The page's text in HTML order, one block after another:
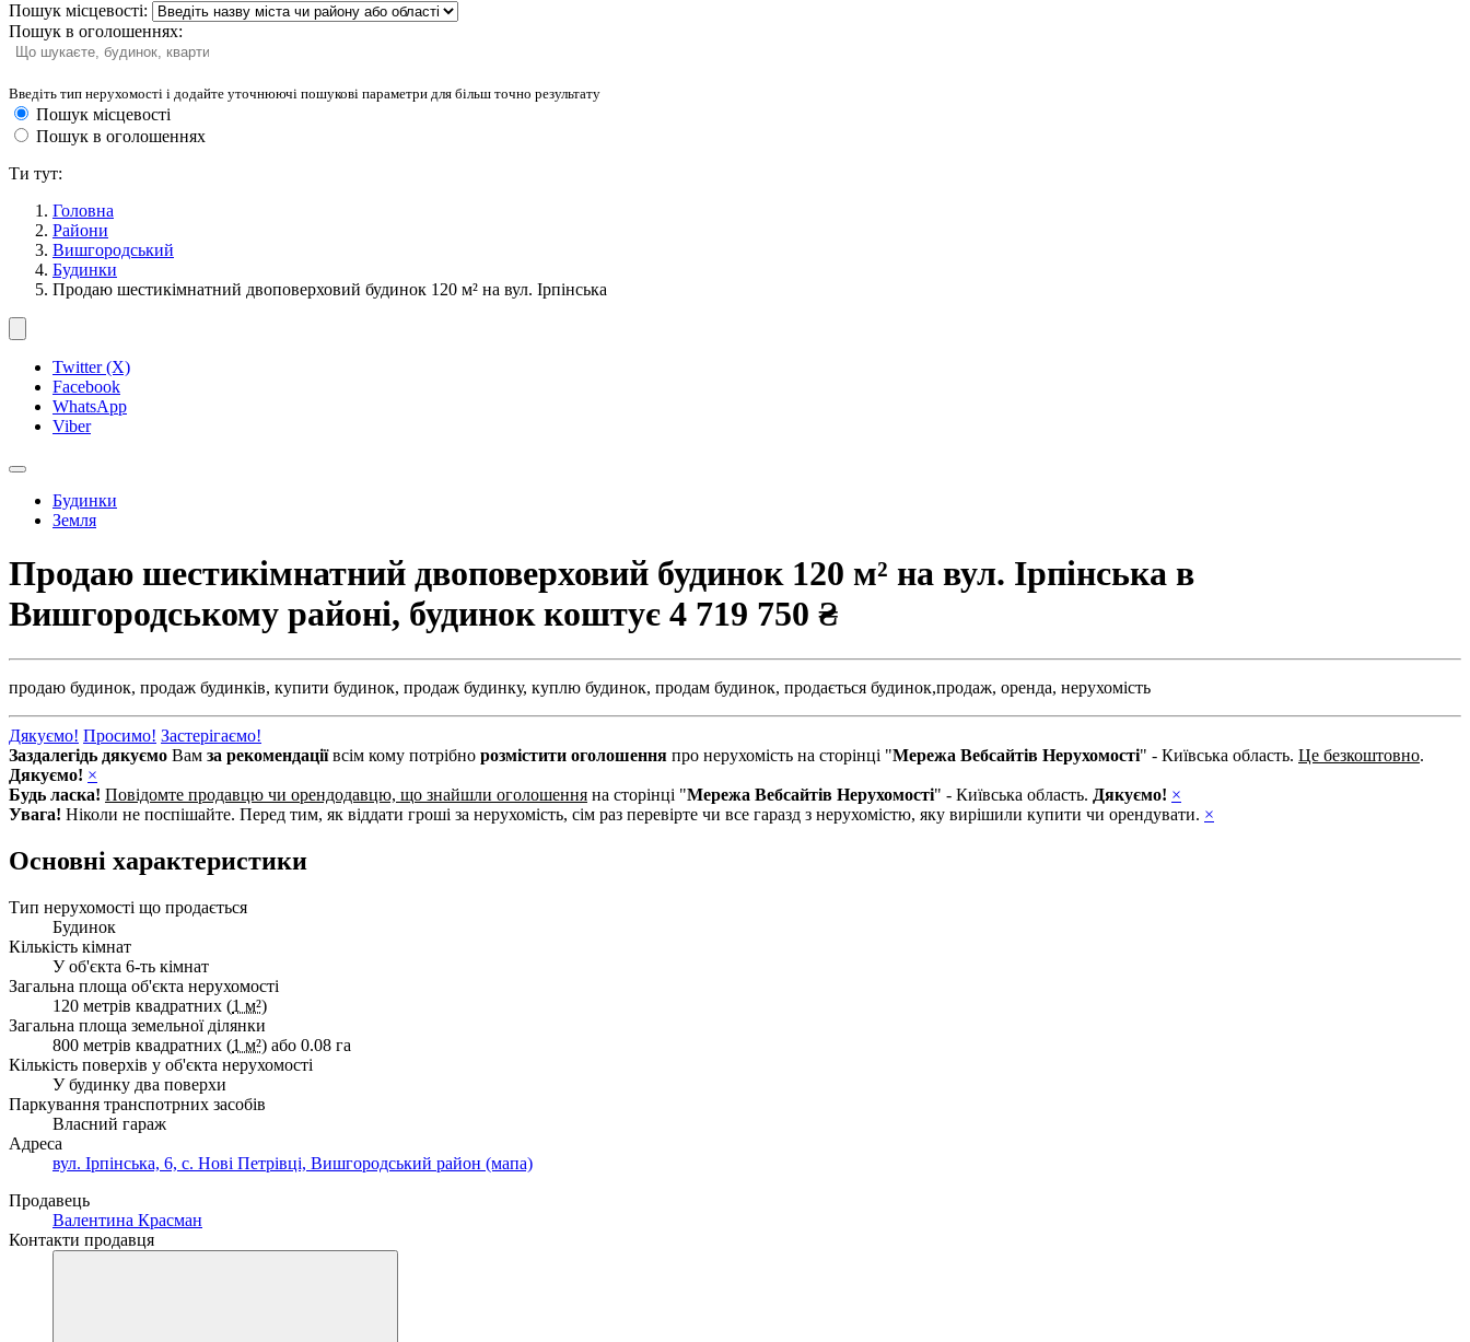
Пошук місцевості:
Пошук в оголошеннях:
Введіть тип нерухомості і додайте уточнюючі пошукові параметри для більш точно результату
Пошук місцевості
Пошук в оголошеннях
Ти тут:
Головна
Райони
Вишгородський
Будинки
Продаю шестикімнатний двоповерховий будинок 120 м² на вул. Ірпінська
Twitter (X)
Facebook
WhatsApp
Viber
Будинки
Земля
Продаю шестикімнатний двоповерховий будинок 120 м² на вул. Ірпінська в
Вишгородському районі, будинок коштує 4 719 750 ₴
продаю будинок, продаж будинків, купити будинок, продаж будинку, куплю будинок, продам будинок, продається будинок,продаж, оренда, нерухомість
Дякуємо! Просимо! Застерігаємо!
Заздалегідь дякуємо Вам за рекомендаціївсім кому потрібно розмістити оголошення про нерухомість на сторінці "Мережа Вебсайтів Нерухомості" - Київська область. Це безкоштовно.
Дякуємо! ×
Будь ласка! Повідомте продавцю чи орендодавцю, що знайшли оголошення на сторінці "Мережа Вебсайтів Нерухомості" - Київська область. Дякуємо! ×
Увага! Ніколи не поспішайте. Перед тим, як віддати гроші за нерухомість, сім раз перевірте чи все гаразд з нерухомістю, яку вирішили купити чи орендувати. ×
Основні характеристики
Тип нерухомості що продається
Будинок
Кількість кімнат
У об'єкта 6-ть кімнат
Загальна площа об'єкта нерухомості
120 метрів квадратних (1 м²)
Загальна площа земельної ділянки
800 метрів квадратних (1 м²) або 0.08 га
Кількість поверхів у об'єкта нерухомості
У будинку два поверхи
Паркування транспотрних засобів
Власний гараж
Адреса
вул. Ірпінська, 6, с. Нові Петрівці, Вишгородський район (мапа)
Продавець
Валентина Красман
Контакти продавця